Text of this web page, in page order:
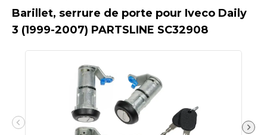
Barillet, serrure de porte pour Iveco Daily
3 (1999-2007) PARTSLINE SC32908